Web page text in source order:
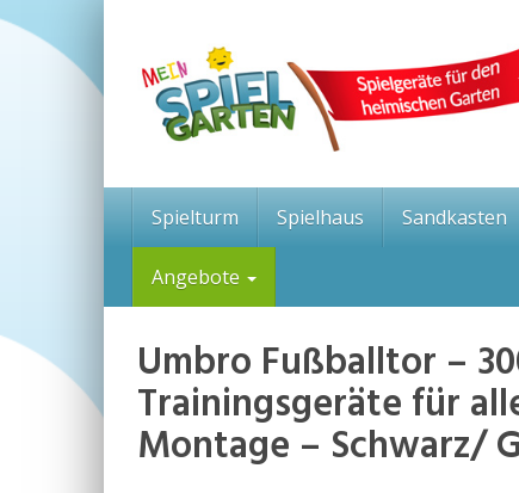
Skip
Spielturm Spielhaus Sandkasten
Angebote
Umbro Fußballtor –
Trainingsgeräte für
Montage – Schwarz/